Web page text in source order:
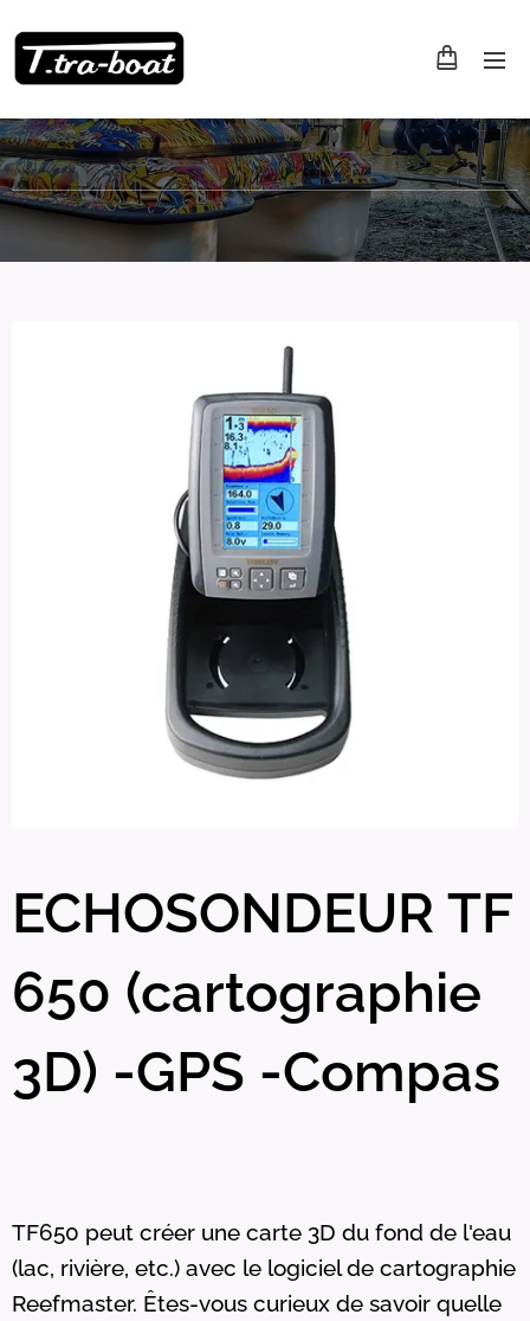
ECHOSONDEUR TF
650 (cartographie
3D) -GPS -Compas
TF650 peut créer une carte 3D du fond de l'eau
(lac, rivière, etc.) avec le logiciel de cartographie
Reefmaster. Êtes-vous curieux de savoir quelle